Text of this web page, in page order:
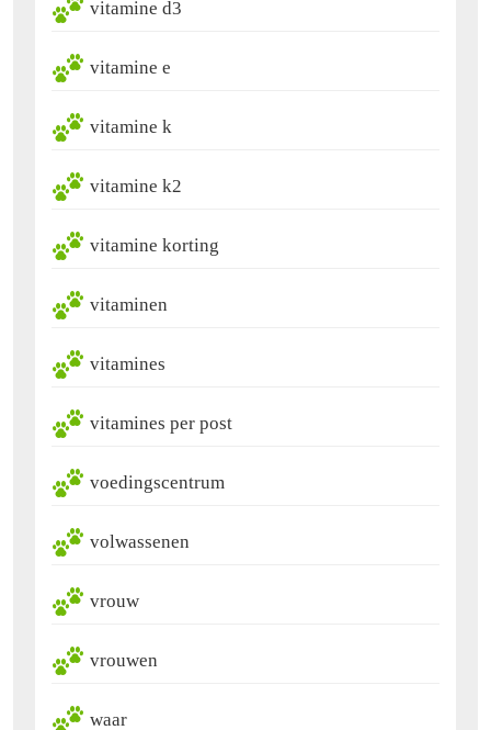
vitamine d3
vitamine e
vitamine k
vitamine k2
vitamine korting
vitaminen
vitamines
vitamines per post
voedingscentrum
volwassenen
vrouw
vrouwen
waar